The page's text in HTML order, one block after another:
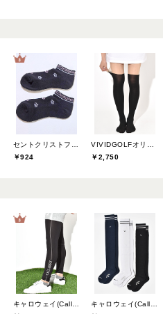
￥924
￥2,750